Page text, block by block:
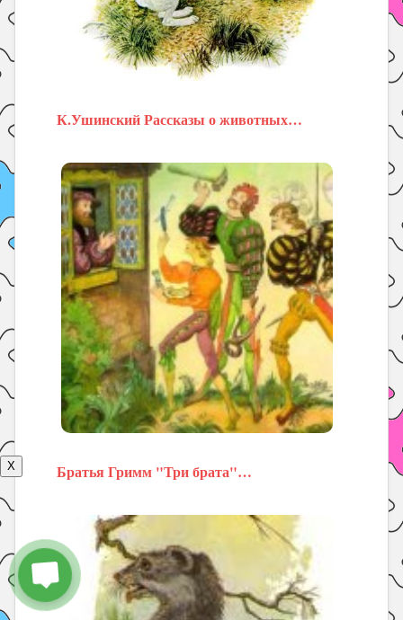
К.Ушинский Рассказы о животных…
Братья Гримм "Три брата"…
X